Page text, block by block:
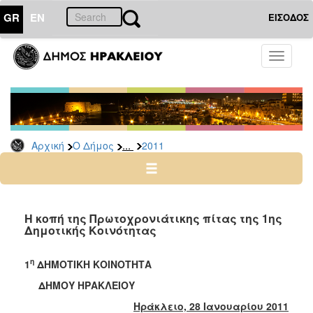
GR EN ΕΙΣΟΔΟΣ
Toggle
Αρχική Ο Δήμος ... 2011
ΔΗΜΟΣ
Δελτία
Τύπου
Αρχείο
2026
2024
2022
2020
2019
Η κοπή της Πρωτοχρονιάτικης πίτας της 1ης
Δημοτικής Κοινότητας
1η ΔΗΜΟΤΙΚΗ ΚΟΙΝΟΤΗΤΑ
ΔΗΜΟΥ ΗΡΑΚΛΕΙΟΥ
Ηράκλειο, 28 Ιανουαρίου 2011